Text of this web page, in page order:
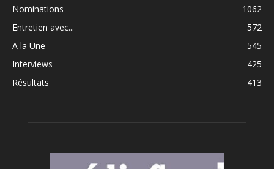
Nominations
1062
Entretien avec...
572
A la Une
545
Interviews
425
Résultats
413